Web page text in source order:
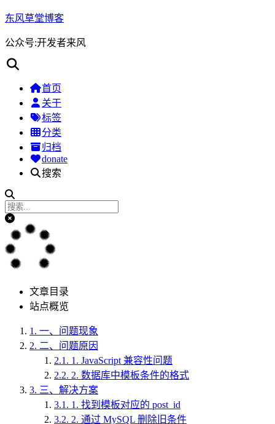
东风草堂博客
公众号:开发者来风
首页
关于
标签
分类
归档
donate
搜索
文章目录
站点概览
1. 一、问题现象
2. 二、问题原因
2.1. 1. JavaScript 兼容性问题
2.2. 2. 数据库中模板条件的格式
3. 三、解决方案
3.1. 1. 找到模板对应的 post_id
3.2. 2. 通过 MySQL 删除旧条件